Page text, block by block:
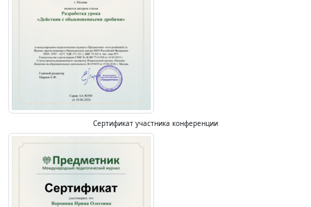
Сертификат участника конференции